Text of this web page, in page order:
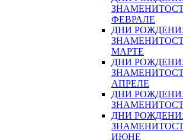
ФЕВРАЛЕ
ДНИ
МАРТЕ
ДНИ
АПРЕЛЕ
ДНИ
ДНИ
ИЮНЕ